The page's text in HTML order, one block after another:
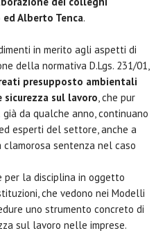
Alberto Tenca.
in merito agli aspetti di
della normativa D.Lgs. 231/01,
presupposto ambientali
sul lavoro, che pur
da qualche anno, continuano
esperti del settore, anche a
sentenza nel caso
per la disciplina in oggetto
che vedono nei Modelli
uno strumento concreto di
sul lavoro nelle imprese.